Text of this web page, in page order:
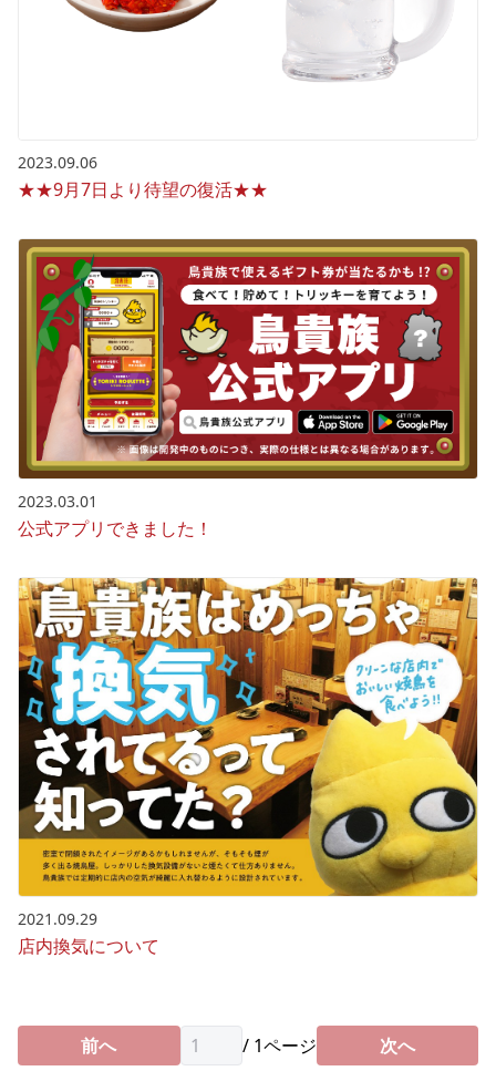
2023.09.06
★★9月7日より待望の復活★★
2023.03.01
公式アプリできました！
2021.09.29
店内換気について
前へ / 1ページ 次へ